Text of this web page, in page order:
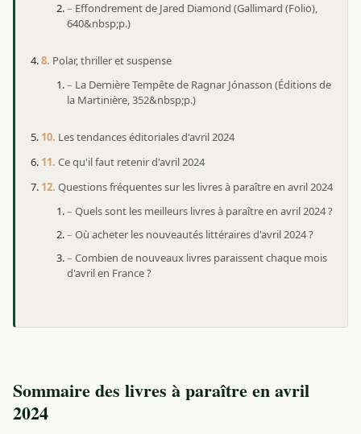
Effondrement de Jared Diamond (Gallimard (Folio),
640&nbsp;p.)
Polar, thriller et suspense
La Dernière Tempête de Ragnar Jónasson (Éditions de
la Martinière, 352&nbsp;p.)
Les tendances éditoriales d'avril 2024
Ce qu'il faut retenir d'avril 2024
Questions fréquentes sur les livres à paraître en avril 2024
Quels sont les meilleurs livres à paraître en avril 2024 ?
Où acheter les nouveautés littéraires d'avril 2024 ?
Combien de nouveaux livres paraissent chaque mois
d'avril en France ?
Sommaire des livres à paraître en avril
2024